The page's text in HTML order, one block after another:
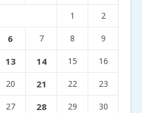
1 2
6 7 8 9
13 14 15 16
20 21 22 23
27 28 29 30